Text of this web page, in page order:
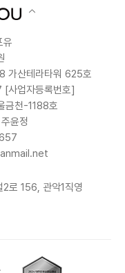
유
가산테라타워 625호
[사업자등록번호]
금천-1188호
윤정
2로 156, 관악1직영